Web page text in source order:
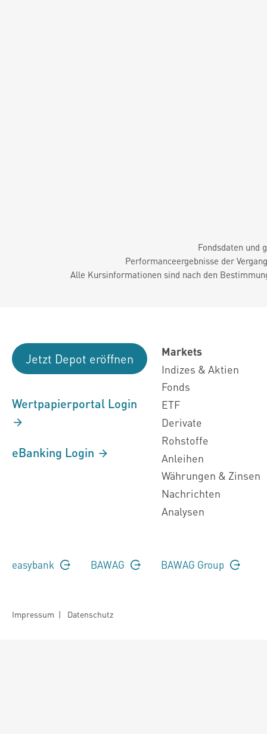
Fondsdaten und
Performanceergebnisse der
Alle Kursinformationen sind nach den
Jetzt Depot eröffnen
Wertpapierportal Login
eBanking Login
Markets
Indizes & Aktien
Fonds
ETF
Derivate
Rohstoffe
Anleihen
Währungen & Zinsen
Nachrichten
Analysen
easybank BAWAG BAWAG Group
Impressum | Datenschutz